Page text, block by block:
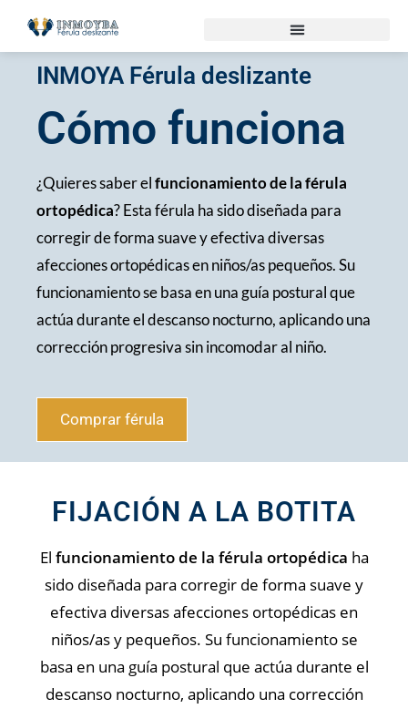
INMOYA Férula deslizante
Cómo funciona
¿Quieres saber elfuncionamiento de la férula
ortopédica? Esta férula ha sido diseñada para
corregir de forma suave y efectiva diversas
afecciones ortopédicas en niños/as pequeños. Su
funcionamiento se basa en una guía postural que
actúa durante el descanso nocturno, aplicando una
corrección progresiva sin incomodar al niño.
Comprar férula
FIJACIÓN A LA BOTITA
El funcionamiento de la férula ortopédica ha
sido diseñada para corregir de forma suave y
efectiva diversas afecciones ortopédicas en
niños/as y pequeños. Su funcionamiento se
basa en una guía postural que actúa durante el
descanso nocturno, aplicando una corrección